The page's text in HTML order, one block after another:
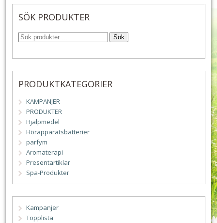
SÖK PRODUKTER
Sök
PRODUKTKATEGORIER
KAMPANJER
PRODUKTER
Hjälpmedel
Hörapparatsbatterier
parfym
Aromaterapi
Presentartiklar
Spa-Produkter
Kampanjer
Topplista